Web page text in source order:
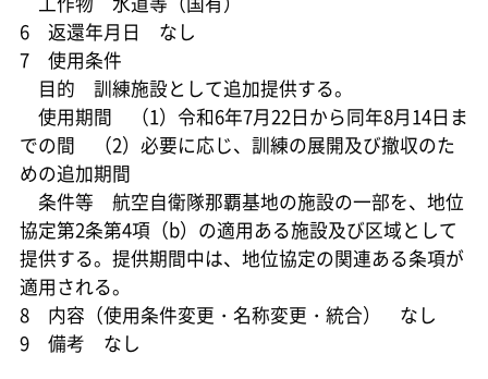
6 返還年月日 なし
7 使用条件
目的 訓練施設として追加提供する。
使用期間 （1）令和6年7月22日から同年8月14日ま
での間 （2）必要に応じ、訓練の展開及び撤収のた
めの追加期間
条件等 航空自衛隊那覇基地の施設の一部を、地位
協定第2条第4項（b）の適用ある施設及び区域として
提供する。提供期間中は、地位協定の関連ある条項が
適用される。
8 内容（使用条件変更・名称変更・統合） なし
9 備考 なし